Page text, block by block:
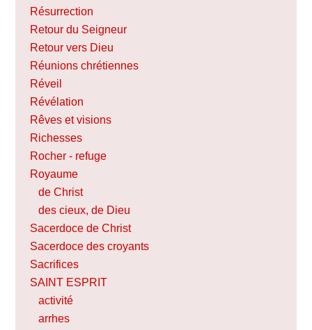
Résurrection
Retour du Seigneur
Retour vers Dieu
Réunions chrétiennes
Réveil
Révélation
Rêves et visions
Richesses
Rocher - refuge
Royaume
de Christ
des cieux, de Dieu
Sacerdoce de Christ
Sacerdoce des croyants
Sacrifices
SAINT ESPRIT
activité
arrhes